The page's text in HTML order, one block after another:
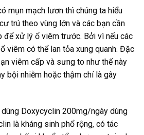
mụn mạch lươn thì chúng ta hiểu
trú theo vùng lớn và các bạn cần
để xử lý ổ viêm trước. Bởi vì nếu các
viêm có thể lan tỏa xung quanh. Đặc
viêm cấp và sưng to như thế này
bội nhiễm hoặc thậm chí là gây
Doxycyclin 200mg/ngày dùng
là kháng sinh phổ rộng, có tác